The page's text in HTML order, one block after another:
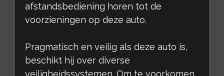
afstandsbediening horen tot de
voorzieningen op deze auto.
Pragmatisch en veilig als deze auto is,
beschikt hij over diverse
veiligheidssystemen. Om te voorkomen